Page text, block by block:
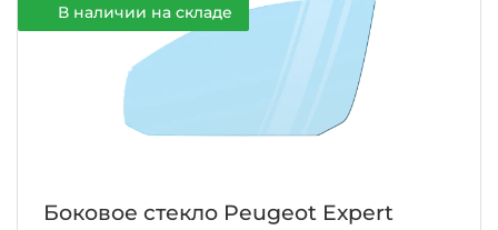
В наличии на складе
Боковое стекло Peugeot Expert